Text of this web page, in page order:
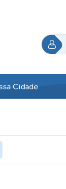
Cidade